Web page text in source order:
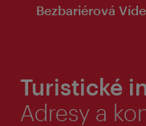
Bezbariérová
Turistické
Adresy a